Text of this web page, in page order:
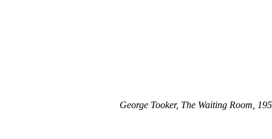
George Tooker, The Waiting Room,